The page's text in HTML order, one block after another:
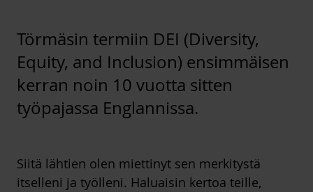
Törmäsin termiin DEI (Diversity,
Equity, and Inclusion) ensimmäisen
kerran noin 10 vuotta sitten
työpajassa Englannissa.
Siitä lähtien olen miettinyt sen merkitystä
itselleni ja työlleni. Haluaisin kertoa teille,